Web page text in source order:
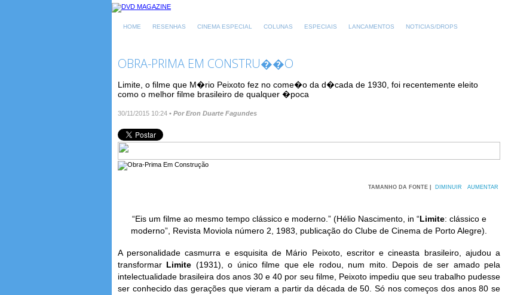
HOME RESENHAS CINEMA ESPECIAL COLUNAS ESPECIAIS LANCAMENTOS NOTICIAS/DROPS
OBRA-PRIMA EM CONSTRU��O
Limite, o filme que M�rio Peixoto fez no come�o da d�cada de 1930, foi recentemente eleito
como o melhor filme brasileiro de qualquer �poca
30/11/2015 10:24 • Por Eron Duarte Fagundes
TAMANHO DA FONTE | DIMINUIR AUMENTAR
“Eis um filme ao mesmo tempo clássico e moderno.” (Hélio Nascimento, in “Limite: clássico e
moderno”, Revista Moviola número 2, 1983, publicação do Clube de Cinema de Porto Alegre).
A personalidade casmurra e esquisita de Mário Peixoto, escritor e cineasta brasileiro, ajudou a
transformar Limite (1931), o único filme que ele rodou, num mito. Depois de ser amado pela
intelectualidade brasileira dos anos 30 e 40 por seu filme, Peixoto impediu que seu trabalho pudesse
ser conhecido das gerações que vieram a partir da década de 50. Só nos começos dos anos 80 se